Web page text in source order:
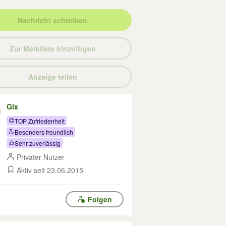
Nachricht schreiben
Zur Merkliste hinzufügen
Anzeige teilen
Glx
TOP Zufriedenheit
Besonders freundlich
Sehr zuverlässig
Privater Nutzer
Aktiv seit 23.06.2015
Folgen